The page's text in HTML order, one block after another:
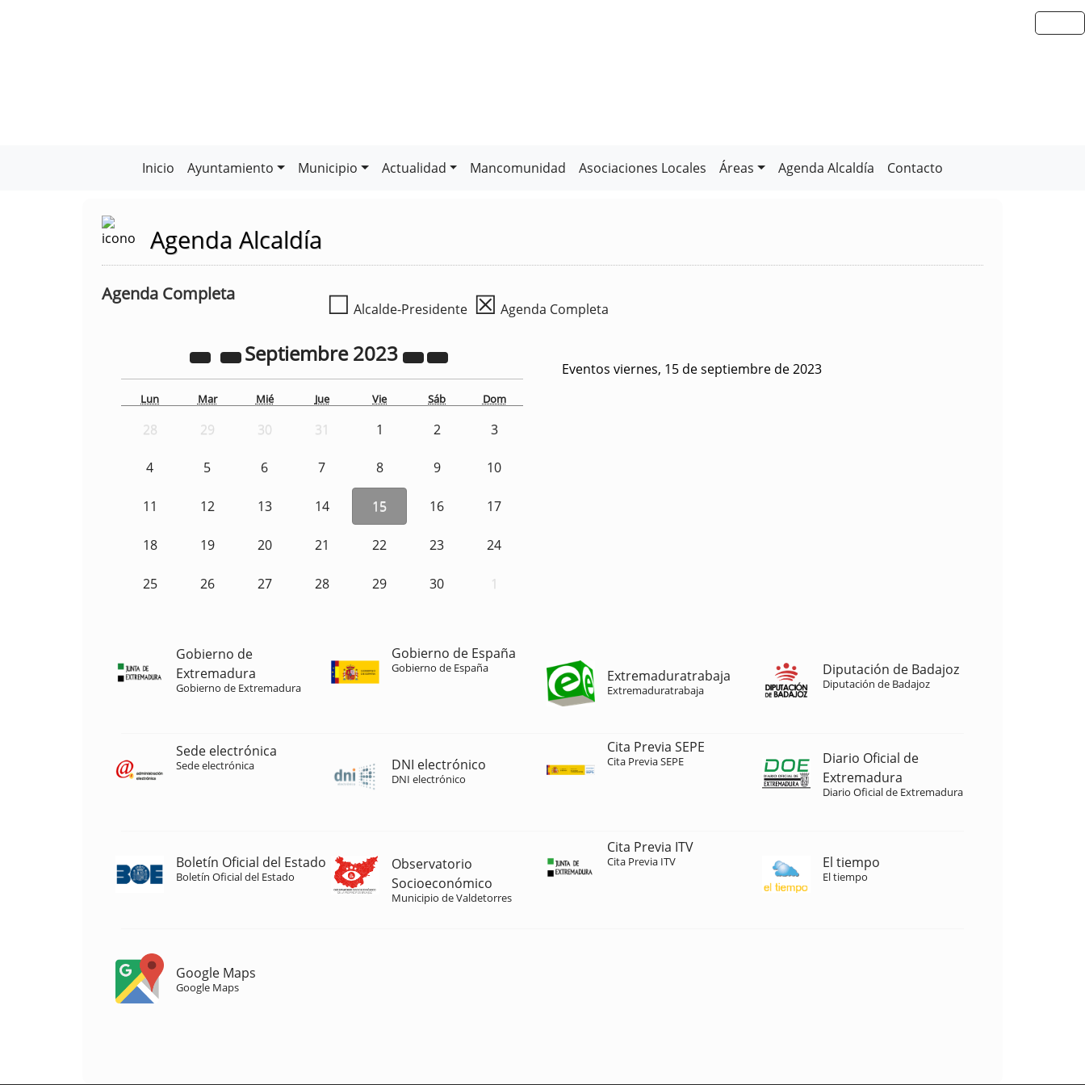
Inicio Ayuntamiento Municipio Actualidad Mancomunidad Asociaciones Locales Áreas Agenda Alcaldía Contacto
Agenda Alcaldía
Agenda Completa ☐ Alcalde-Presidente ☒ Agenda Completa
Septiembre2023
Lun Mar Mié Jue Vie Sáb Dom
28 29 30 31 1 2 3
4 5 6 7 8 9 10
11 12 13 14 15 16 17
18 19 20 21 22 23 24
25 26 27 28 29 30 1
Eventos viernes, 15 de septiembre de 2023
Gobierno de
Extremadura
Gobierno de Extremadura
Gobierno de España
Gobierno de España Extremaduratrabaja
Extremaduratrabaja
Diputación de Badajoz
Diputación de Badajoz
Sede electrónica
Sede electrónica DNI electrónico
DNI electrónico
Cita Previa SEPE
Cita Previa SEPE
Diario Oficial de
Extremadura
Diario Oficial de Extremadura
Boletín Oficial del Estado
Boletín Oficial del Estado
Observatorio
Socioeconómico
Municipio de Valdetorres
Cita Previa ITV
Cita Previa ITV El tiempo
El tiempo
Google Maps
Google Maps